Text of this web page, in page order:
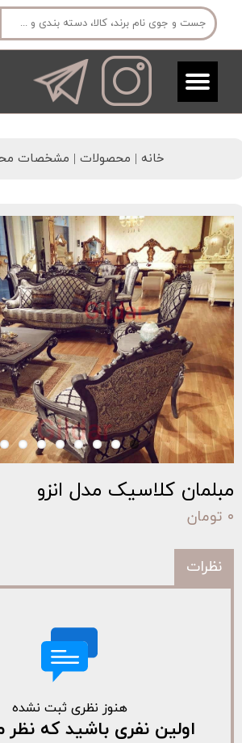
خانه | محصولات | مشخصات
مبلمان کلاسیک مدل انزو
۰ تومان
نظرات
هنوز نظری ثبت نشده
اولین نفری باشید که